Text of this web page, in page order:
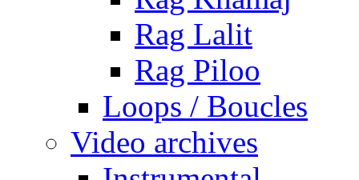
Rag Lalit
Rag Piloo
Loops / Boucles
Video archives